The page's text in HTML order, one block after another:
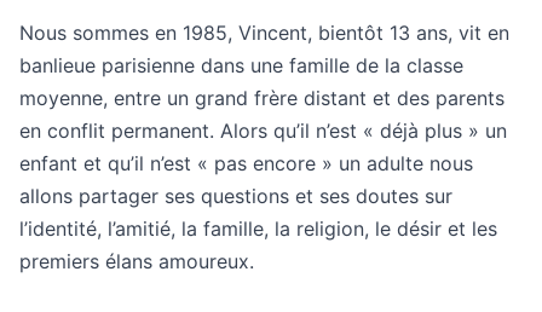
Nous sommes en 1985, Vincent, bientôt 13 ans, vit en
banlieue parisienne dans une famille de la classe
moyenne, entre un grand frère distant et des parents
en conflit permanent. Alors qu’il n’est « déjà plus » un
enfant et qu’il n’est « pas encore » un adulte nous
allons partager ses questions et ses doutes sur
l’identité, l’amitié, la famille, la religion, le désir et les
premiers élans amoureux.